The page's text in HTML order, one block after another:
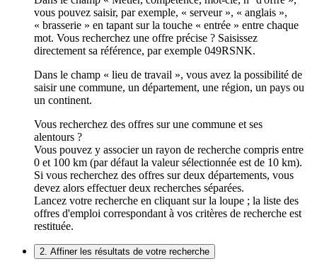
vous pouvez saisir, par exemple, « serveur », « anglais »,
« brasserie » en tapant sur la touche « entrée » entre chaque
mot. Vous recherchez une offre précise ? Saisissez
directement sa référence, par exemple 049RSNK.
Dans le champ « lieu de travail », vous avez la possibilité de
saisir une commune, un département, une région, un pays ou
un continent.
Vous recherchez des offres sur une commune et ses
alentours ?
Vous pouvez y associer un rayon de recherche compris entre
0 et 100 km (par défaut la valeur sélectionnée est de 10 km).
Si vous recherchez des offres sur deux départements, vous
devez alors effectuer deux recherches séparées.
Lancez votre recherche en cliquant sur la loupe ; la liste des
offres d'emploi correspondant à vos critères de recherche est
restituée.
2. Affiner les résultats de votre recherche